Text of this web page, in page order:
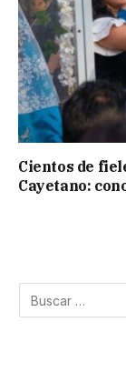
Cientos de
Cayetano: